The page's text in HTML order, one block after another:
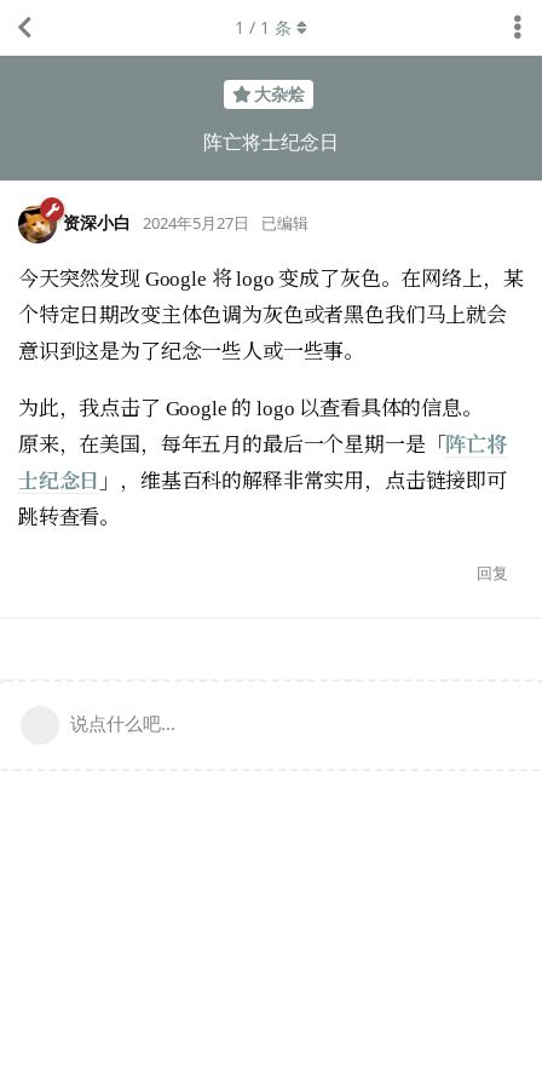
大杂烩
阵亡将士纪念日
1 / 1 条
资深小白 2024年5月27日 已编辑
今天突然发现 Google 将 logo 变成了灰色。在网络上，某
个特定日期改变主体色调为灰色或者黑色我们马上就会
意识到这是为了纪念一些人或一些事。
为此，我点击了 Google 的 logo 以查看具体的信息。
原来，在美国，每年五月的最后一个星期一是「 阵亡将
士纪念日 」，维基百科的解释非常实用，点击链接即可
跳转查看。
回复
说点什么吧...